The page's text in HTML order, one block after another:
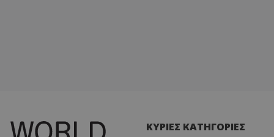
ΚΥΡΙΕΣ ΚΑΤΗΓΟΡΙΕΣ